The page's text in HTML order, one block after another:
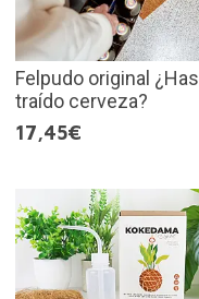
Felpudo original ¿Has
traído cerveza?
17,45€